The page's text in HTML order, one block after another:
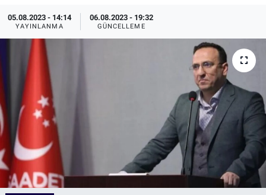
05.08.2023 - 14:14
YAYINLANMA
06.08.2023 - 19:32
GÜNCELLEME